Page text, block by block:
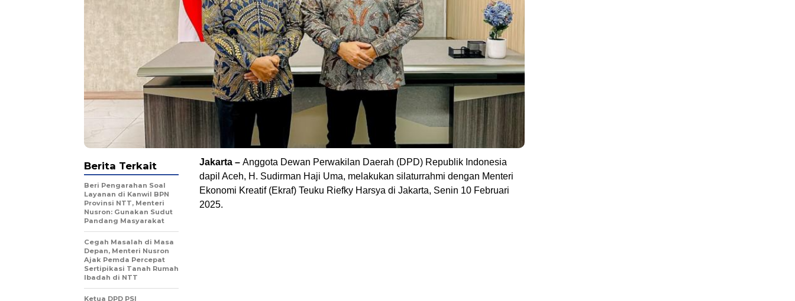
Jakarta – Anggota Dewan Perwakilan Daerah (DPD) Republik Indonesia
dapil Aceh, H. Sudirman Haji Uma, melakukan silaturrahmi dengan Menteri
Ekonomi Kreatif (Ekraf) Teuku Riefky Harsya di Jakarta, Senin 10 Februari
2025.
Berita Terkait
Beri Pengarahan Soal
Layanan di Kanwil BPN
Provinsi NTT, Menteri
Nusron: Gunakan Sudut
Pandang Masyarakat
Cegah Masalah di Masa
Depan, Menteri Nusron
Ajak Pemda Percepat
Sertipikasi Tanah Rumah
Ibadah di NTT
Ketua DPD PSI